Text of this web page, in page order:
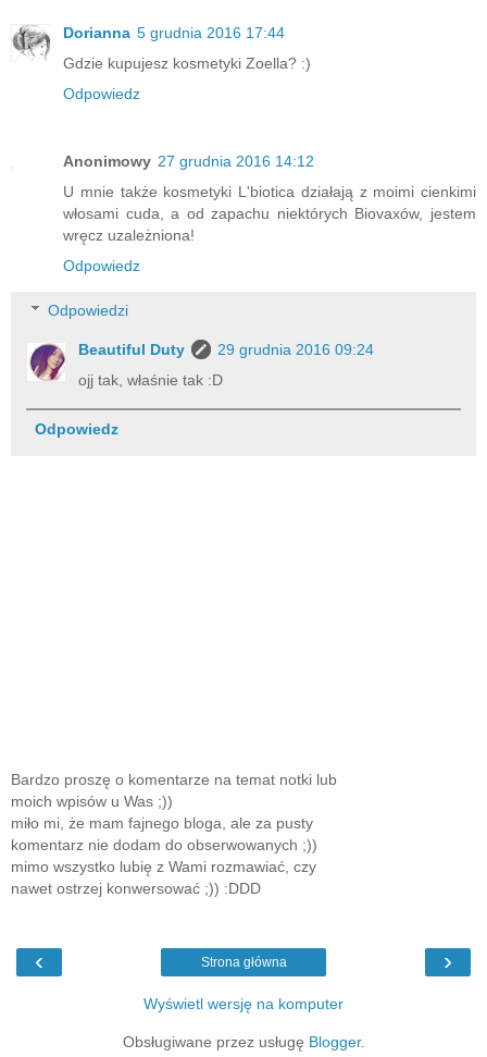
Dorianna 5 grudnia 2016 17:44
Gdzie kupujesz kosmetyki Zoella? :)
Odpowiedz
Anonimowy 27 grudnia 2016 14:12
U mnie także kosmetyki L'biotica działają z moimi cienkimi
włosami cuda, a od zapachu niektórych Biovaxów, jestem
wręcz uzależniona!
Odpowiedz
Odpowiedzi
Beautiful Duty
29 grudnia 2016 09:24
ojj tak, właśnie tak :D
Odpowiedz
Bardzo proszę o komentarze na temat notki lub
moich wpisów u Was ;))
miło mi, że mam fajnego bloga, ale za pusty
komentarz nie dodam do obserwowanych ;))
mimo wszystko lubię z Wami rozmawiać, czy
nawet ostrzej konwersować ;)) :DDD
‹ ›
Strona główna
Wyświetl wersję na komputer
Obsługiwane przez usługę Blogger.